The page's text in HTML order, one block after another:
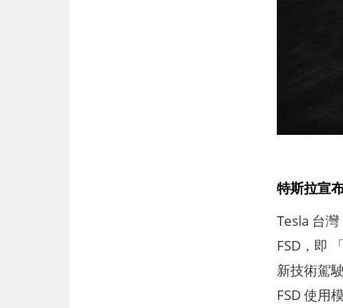
特斯拉宣
Tesla 台
FSD，即
新技術駕
FSD 使用